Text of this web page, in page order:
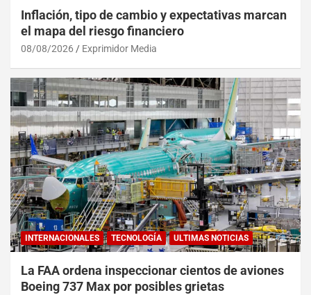
Inflación, tipo de cambio y expectativas marcan
el mapa del riesgo financiero
08/08/2026 Exprimidor Media
INTERNACIONALES TECNOLOGÍA ULTIMAS NOTICIAS
La FAA ordena inspeccionar cientos de aviones
Boeing 737 Max por posibles grietas